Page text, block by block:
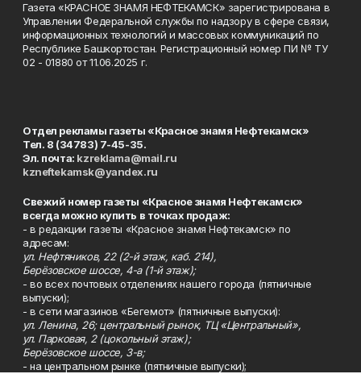
Газета «КРАСНОЕ ЗНАМЯ НЕФТЕКАМСК» зарегистрирована в
Управлении Федеральной службы по надзору в сфере связи,
информационных технологий и массовых коммуникаций по
Республике Башкортостан. Регистрационный номер ПИ № ТУ
02 - 01880 от 11.06.2025 г.
Отдел рекламы газеты «Красное знамя Нефтекамск»
Тел. 8 (34783) 7-45-35.
Эл. почта: kzreklama@mail.ru
kzneftekamsk@yandex.ru
Свежий номер газеты «Красное знамя Нефтекамск»
всегда можно купить в точках продаж:
- в редакции газеты «Красное знамя Нефтекамск» по
адресам:
ул. Нефтяников, 22 (2-й этаж, каб. 214),
Берёзовское шоссе, 4-а (1-й этаж);
- во всех почтовых отделениях нашего города (пятничные
выпуски);
- в сети магазинов «Бегемот» (пятничные выпуски):
ул. Ленина, 26; центральный рынок, ТЦ «Центральный»,
ул. Парковая, 2 (цокольный этаж);
Берёзовское шоссе, 3-в;
- на центральном рынке (пятничные выпуски);